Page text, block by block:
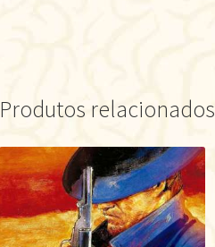
Produtos relacionados